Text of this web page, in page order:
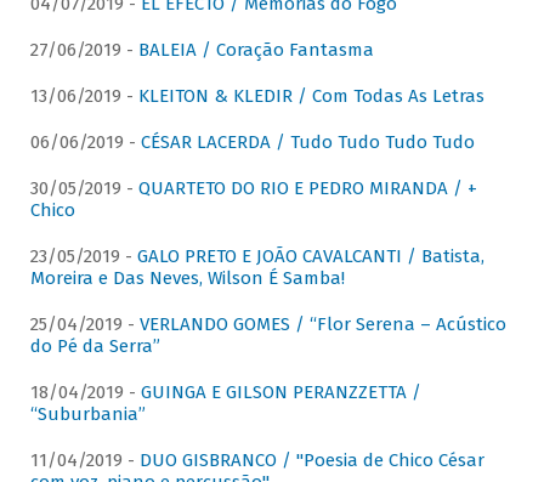
27/06/2019 - BALEIA / Coração Fantasma
13/06/2019 - KLEITON & KLEDIR / Com Todas As Letras
06/06/2019 - CÉSAR LACERDA / Tudo Tudo Tudo Tudo
30/05/2019 - QUARTETO DO RIO E PEDRO MIRANDA / +
Chico
23/05/2019 - GALO PRETO E JOÃO CAVALCANTI / Batista,
Moreira e Das Neves, Wilson É Samba!
25/04/2019 - VERLANDO GOMES / “Flor Serena – Acústico
do Pé da Serra”
18/04/2019 - GUINGA E GILSON PERANZZETTA /
“Suburbania”
11/04/2019 - DUO GISBRANCO / "Poesia de Chico César